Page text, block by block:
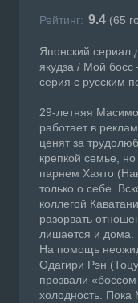
Рейтинг: 9.4 (65
Японский сериал
якудза / Мой
серия с русским
29-летняя
работает в
ценят за
крепкой семье,
парнем Хаято
только о себе.
коллегой
разорвать
лишается и дома.
На помощь
Одагири Рэн
прозвали
холодность. Пока